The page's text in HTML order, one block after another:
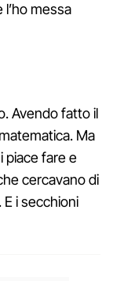
messa
Avendo fatto il
Ma
piace fare e
cercavano di
i secchioni